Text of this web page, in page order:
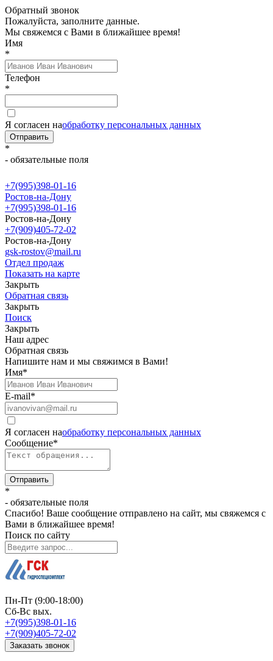
Обратный звонок
Пожалуйста, заполните данные.
Мы свяжемся с Вами в ближайшее время!
Имя
*
Телефон
*
Я согласен наобработку персональных данных
Отправить
*
- обязательные поля
+7(995)398-01-16
Ростов-на-Дону
+7(995)398-01-16
Ростов-на-Дону
+7(909)405-72-02
Ростов-на-Дону
gsk-rostov@mail.ru
Отдел продаж
Показать на карте
Закрыть
Обратная связь
Закрыть
Поиск
Закрыть
Наш адрес
Обратная связь
Напишите нам и мы свяжимся в Вами!
Имя*
E-mail*
Я согласен наобработку персональных данных
Сообщение*
Отправить
*
- обязательные поля
Спасибо! Ваше сообщение отправлено на сайт, мы свяжемся с
Вами в ближайшее время!
Поиск по сайту
Пн-Пт (9:00-18:00)
Сб-Вс вых.
+7(995)398-01-16
+7(909)405-72-02
Заказать звонок